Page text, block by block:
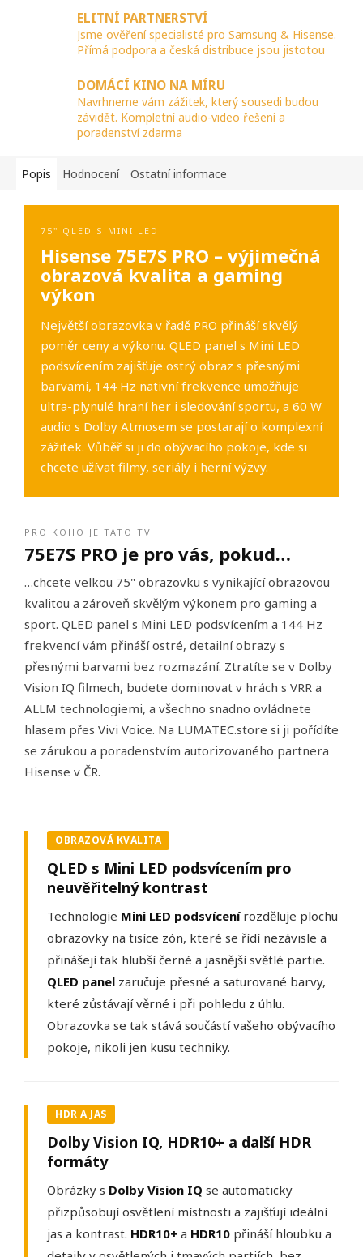
ELITNÍ PARTNERSTVÍ
Jsme ověření specialisté pro Samsung & Hisense.
Přímá podpora a česká distribuce jsou jistotou
DOMÁCÍ KINO NA MÍRU
Navrhneme vám zážitek, který sousedi budou
závidět. Kompletní audio-video řešení a
poradenství zdarma
Popis Hodnocení Ostatní informace
75" QLED S MINI LED
Hisense 75E7S PRO – výjimečná
obrazová kvalita a gaming
výkon
Největší obrazovka v řadě PRO přináší skvělý
poměr ceny a výkonu. QLED panel s Mini LED
podsvícením zajišťuje ostrý obraz s přesnými
barvami, 144 Hz nativní frekvence umožňuje
ultra-plynulé hraní her i sledování sportu, a 60 W
audio s Dolby Atmosem se postarají o komplexní
zážitek. Vůběř si ji do obývacího pokoje, kde si
chcete užívat filmy, seriály i herní výzvy.
PRO KOHO JE TATO TV
75E7S PRO je pro vás, pokud…
…chcete velkou 75" obrazovku s vynikající obrazovou
kvalitou a zároveň skvělým výkonem pro gaming a
sport. QLED panel s Mini LED podsvícením a 144 Hz
frekvencí vám přináší ostré, detailní obrazy s
přesnými barvami bez rozmazání. Ztratíte se v Dolby
Vision IQ filmech, budete dominovat v hrách s VRR a
ALLM technologiemi, a všechno snadno ovládnete
hlasem přes Vivi Voice. Na LUMATEC.store si ji pořídíte
se zárukou a poradenstvím autorizovaného partnera
Hisense v ČR.
OBRAZOVÁ KVALITA
QLED s Mini LED podsvícením pro
neuvěřitelný kontrast
Technologie Mini LED podsvícenírozděluje plochu
obrazovky na tisíce zón, které se řídí nezávisle a
přinášejí tak hlubší černé a jasnější světlé partie.
QLED panel zaručuje přesné a saturované barvy,
které zůstávají věrné i při pohledu z úhlu.
Obrazovka se tak stává součástí vašeho obývacího
pokoje, nikoli jen kusu techniky.
HDR A JAS
Dolby Vision IQ, HDR10+ a další HDR
formáty
Obrázky s Dolby Vision IQ se automaticky
přizpůsobují osvětlení místnosti a zajišťují ideální
jas a kontrast. HDR10+ a HDR10 přináší hloubku a